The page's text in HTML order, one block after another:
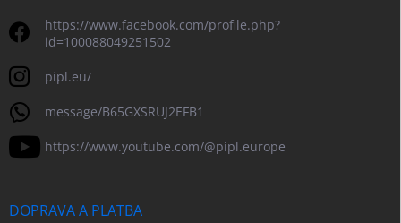
https://www.facebook.com/profile.php?
id=100088049251502
pipl.eu/
message/B65GXSRUJ2EFB1
https://www.youtube.com/@pipl.europe
DOPRAVA A PLATBA